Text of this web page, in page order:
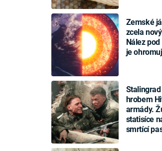
Zemské
zcela
Nález
je
hrobem
armády.
statisíce
smrtící